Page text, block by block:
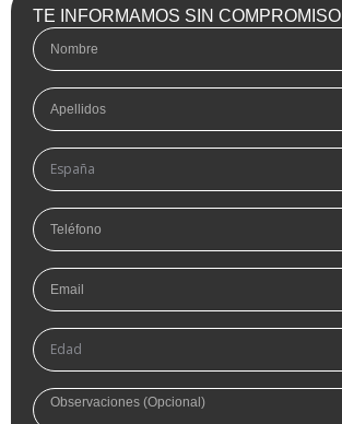
TE INFORMAMOS SIN COMPROMISO